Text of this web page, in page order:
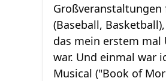
Großveranstaltungen
(Baseball,
das mein erstem mal
war. Und einmal war
Musical ("Book of